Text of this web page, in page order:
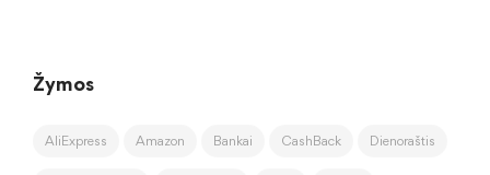
Žymos
AliExpress Amazon Bankai CashBack Dienoraštis